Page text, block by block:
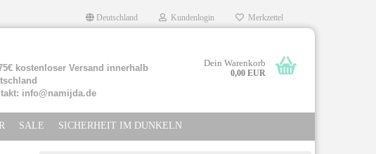
Deutschland Kundenlogin Merkzettel
kostenloser Versand innerhalb
info@namijda.de
Dein Warenkorb
0,00 EUR
SALE SICHERHEIT IM DUNKELN